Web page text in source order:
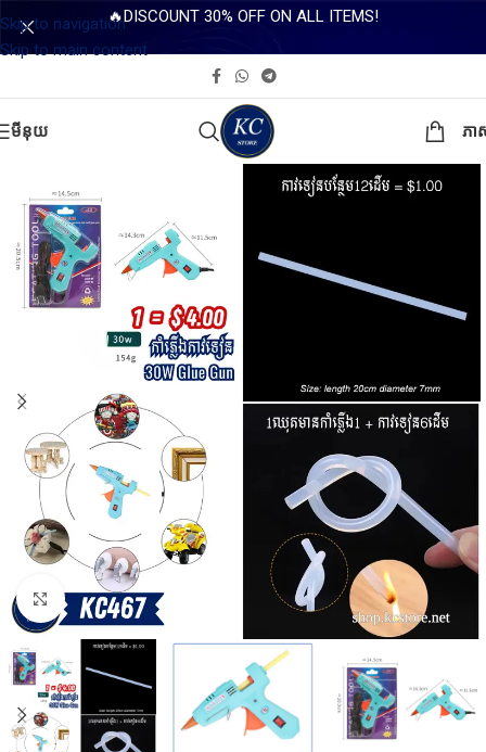
Skip to navigation
Skip to main content
🔥DISCOUNT 30% OFF ON ALL ITEMS!
មីនុយ ភា
Click to enlarge